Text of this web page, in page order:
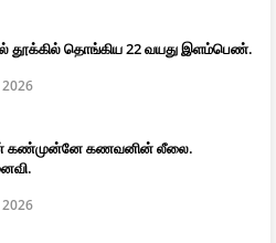
தூக்கில் தொங்கிய 22 வயது இளம்பெண்.
கண்முன்னே கணவனின் லீலை.